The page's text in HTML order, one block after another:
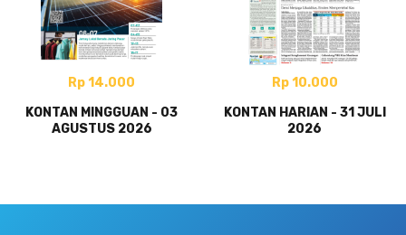
Rp 14.000
KONTAN MINGGUAN - 03
AGUSTUS 2026
Rp 10.000
KONTAN HARIAN - 31 JULI
2026